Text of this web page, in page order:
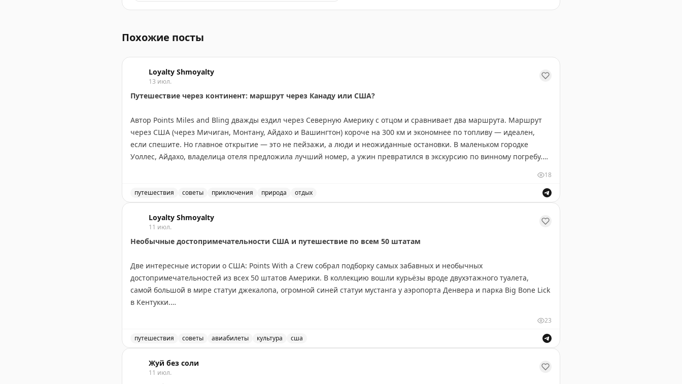
Похожие посты
Loyalty Shmoyalty
13 июл.
Путешествие через континент: маршрут через Канаду или США?
Автор Points Miles and Bling дважды ездил через Северную Америку с отцом и сравнивает два маршрута. Маршрут
через США (через Мичиган, Монтану, Айдахо и Вашингтон) короче на 300 км и экономнее по топливу — идеален,
если спешите. Но главное открытие — это не пейзажи, а люди и неожиданные остановки. В маленьком городке
Уоллес, Айдахо, владелица отеля предложила лучший номер, а ужин превратился в экскурсию по винному погребу.
посетив малые города вроде Вавы или Муз-Джо. Если спешите — США справедливо конкурируют, особенно если
оставить место для неожиданных открытий.
Points Miles and Bling
18
путешествия советы приключения природа отдых
Loyalty Shmoyalty
11 июл.
Необычные достопримечательности США и путешествие по всем 50 штатам
Две интересные истории о США: Points With a Crew собрал подборку самых забавных и необычных
достопримечательностей из всех 50 штатов Америки. В коллекцию вошли курьёзы вроде двухэтажного туалета,
самой большой в мире статуи джекалопа, огромной синей статуи мустанга у аэропорта Денвера и парка Big Bone Lick
в Кентукки.
штатов США за 35 лет. Его путешествие началось с Гавайев и завершилось на Аляске. Помимо штатов, он побывал в
Вашингтоне, Гуаме, Пуэрто-Рико и на Виргинских островах. Среди его трёх любимых штатов — Мэн с его живописным
побережьем и отличным кофе.
23
путешествия советы авиабилеты культура сша
Жуй без соли
11 июл.